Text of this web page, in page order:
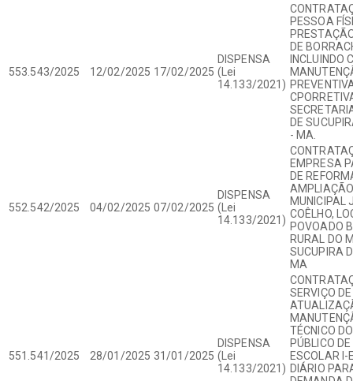
553.543/2025 12/02/2025 17/02/2025
DISPENSA
(Lei
14.133/2021)
PESSOA
DE
INCLUINDO
DE
- MA.
552.542/2025 04/02/2025 07/02/2025
DISPENSA
(Lei
14.133/2021)
EMPRESA
DE
MUNICIPAL
COÊLHO,
POVOADO
RURAL DO
SUCUPIRA
MA
551.541/2025 28/01/2025 31/01/2025
DISPENSA
(Lei
14.133/2021)
SERVIÇO DE
TÉCNICO
PÚBLICO
ESCOLAR I-
DIÁRIO